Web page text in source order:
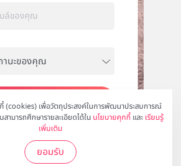
(cookies) เพื่อวัตถุประสงค์ในการพัฒนาประสบการณ์
ามารถศึกษารายละเอียดได้ใน นโยบายคุกกี้ และ เรียนรู้
เพิ่มเติม
ยอมรับ
สมัคร